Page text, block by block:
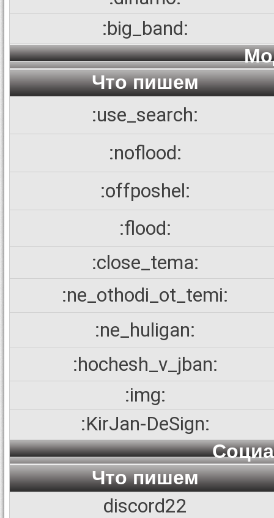
:big_band:
Что пишем
:use_search:
:noflood:
:offposhel:
:flood:
:close_tema:
:ne_othodi_ot_temi:
:ne_huligan:
:hochesh_v_jban:
:img:
:KirJan-DeSign:
Что пишем
discord22